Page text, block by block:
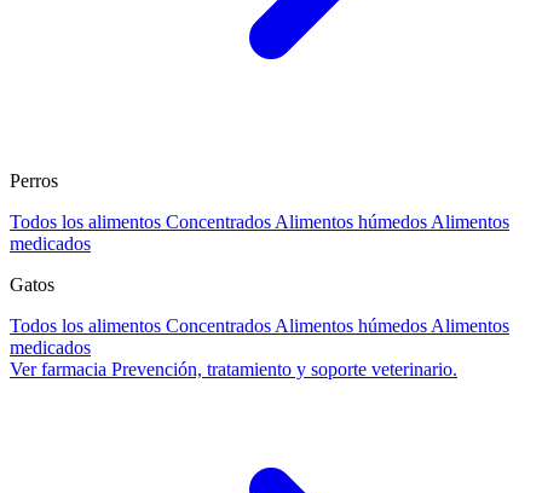
Perros
Todos los alimentos Concentrados Alimentos húmedos Alimentos
medicados
Gatos
Todos los alimentos Concentrados Alimentos húmedos Alimentos
medicados
Ver farmacia Prevención, tratamiento y soporte veterinario.